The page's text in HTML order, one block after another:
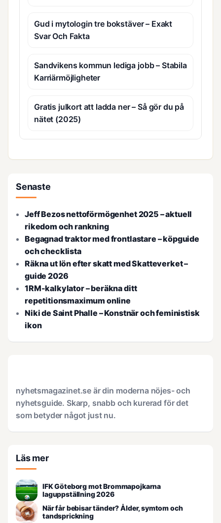
Gud i mytologin tre bokstäver – Exakt
Svar Och Fakta
Sandvikens kommun lediga jobb – Stabila
Karriärmöjligheter
Gratis julkort att ladda ner – Så gör du på
nätet (2025)
Senaste
Jeff Bezos nettoförmögenhet 2025 – aktuell
rikedom och rankning
Begagnad traktor med frontlastare – köpguide
och checklista
Räkna ut lön efter skatt med Skatteverket –
guide 2026
1RM-kalkylator – beräkna ditt
repetitionsmaximum online
Niki de Saint Phalle – Konstnär och feministisk
ikon
nyhetsmagazinet.se är din moderna nöjes- och
nyhetsguide. Skarp, snabb och kurerad för det
som betyder något just nu.
Läs mer
IFK Göteborg mot Brommapojkarna
laguppställning 2026
När får bebisar tänder? Ålder, symtom och
tandsprickning